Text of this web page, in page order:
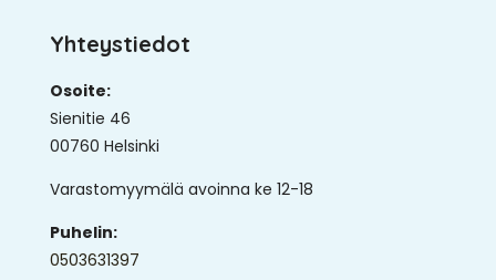
Yhteystiedot
Osoite:
Sienitie 46
00760 Helsinki
Varastomyymälä avoinna ke 12-18
Puhelin:
0503631397